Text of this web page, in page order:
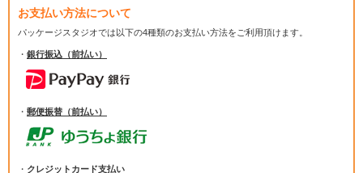
お支払い方法について
パッケージスタジオでは以下の4種類のお支払い方法をご利用頂けます。
・ 銀行振込（前払い）
・ 郵便振替（前払い）
・ クレジットカード支払い